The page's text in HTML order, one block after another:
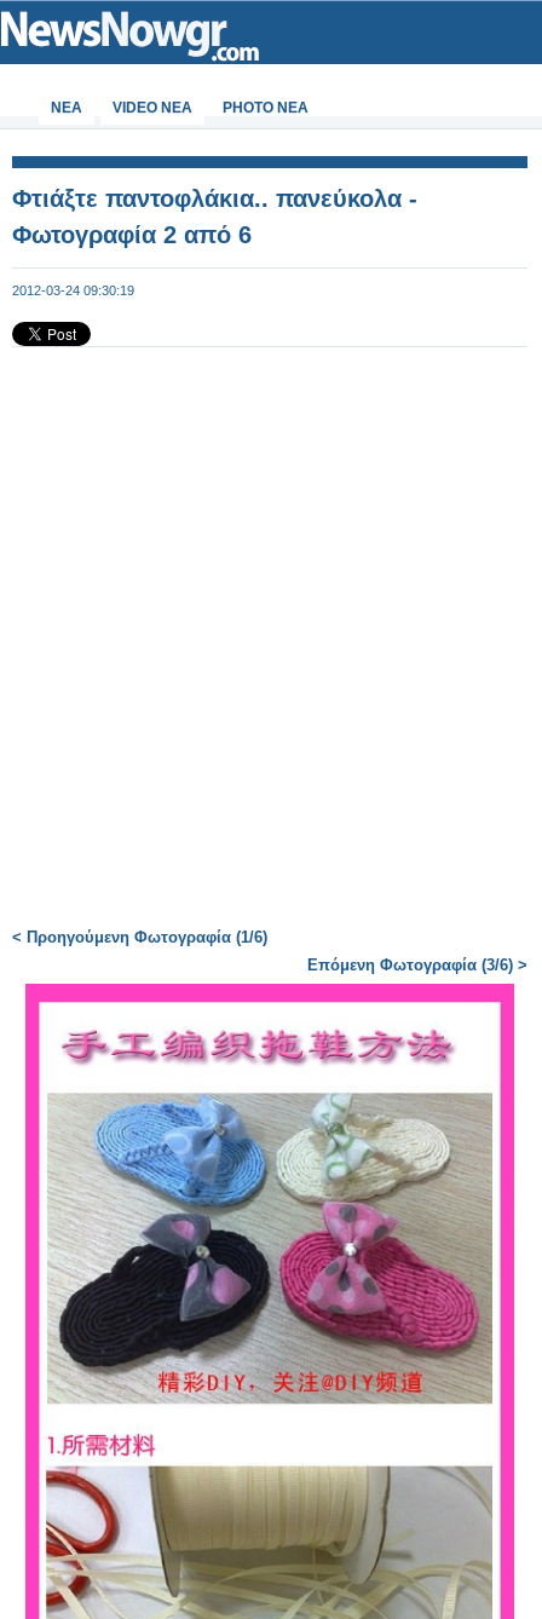
ΝΕΑ VIDEO NEA PHOTO NEA
Φτιάξτε παντοφλάκια.. πανεύκολα -
Φωτογραφία 2 από 6
2012-03-24 09:30:19
< Προηγούμενη Φωτογραφία (1/6)
Επόμενη Φωτογραφία (3/6) >